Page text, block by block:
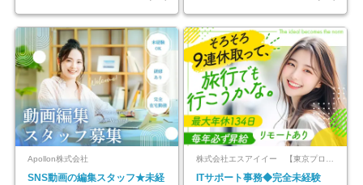
Apollon株式会社
SNS動画の編集スタッフ★未経
ITサポート事務◆完全未経験